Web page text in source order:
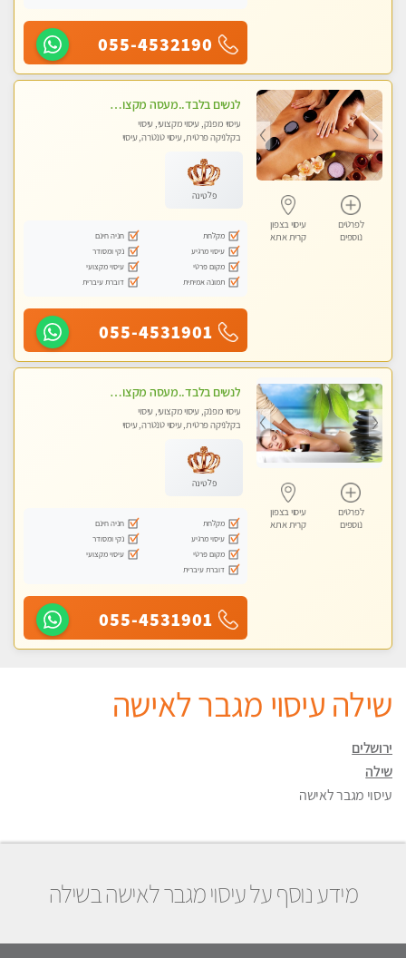
055-4532190
לפרטים
נוספים
עיסוי בצפון
קרית אתא
לנשים בלבד..מעסה מקצועי לנשים בלבד לעיסוי מרגיע ומפנק VIP-מומלץ לחלוטין! פרטי! ​​​​​​
עיסוי מפנק, עיסוי מקצועי, עיסוי
בקלניקה פרטית, עיסוי טנטרה, עיסוי
פלטינה
מקלחת
חניה חינם
עיסוי מרגיע
נקי ומסודר
מקום פרטי
עיסוי מקצועי
תמונה אמיתית
דוברת עיברית
055-4531901
לפרטים
נוספים
עיסוי בצפון
קרית אתא
לנשים בלבד..מעסה מקצועי לנשים בלבד
עיסוי מפנק, עיסוי מקצועי, עיסוי
בקלניקה פרטית, עיסוי טנטרה, עיסוי
פלטינה
מקלחת
חניה חינם
עיסוי מרגיע
נקי ומסודר
מקום פרטי
עיסוי מקצועי
דוברת עיברית
055-4531901
שילה עיסוי מגבר לאישה
ירושלים
שילה
עיסוי מגבר לאישה
מידע נוסף על עיסוי מגבר לאישה בשילה